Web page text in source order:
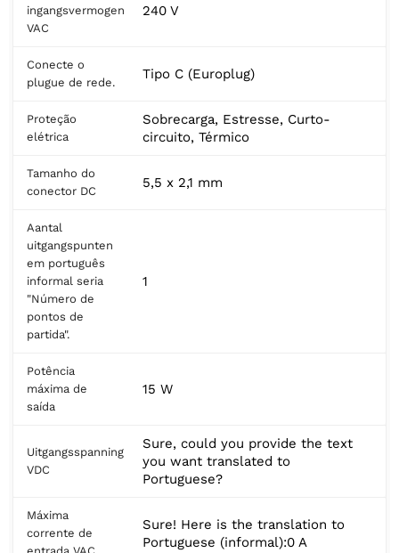
ingangsvermogen
VAC
240 V
Conecte o
plugue de rede.
Tipo C (Europlug)
Proteção
elétrica
Sobrecarga, Estresse, Curto-
circuito, Térmico
Tamanho do
conector DC
5,5 x 2,1 mm
Aantal
uitgangspunten
em português
informal seria
"Número de
pontos de
partida".
1
Potência
máxima de
saída
15 W
Uitgangsspanning
VDC
Sure, could you provide the text
you want translated to
Portuguese?
Máxima
corrente de
Sure! Here is the translation to
Portuguese (informal):0 A